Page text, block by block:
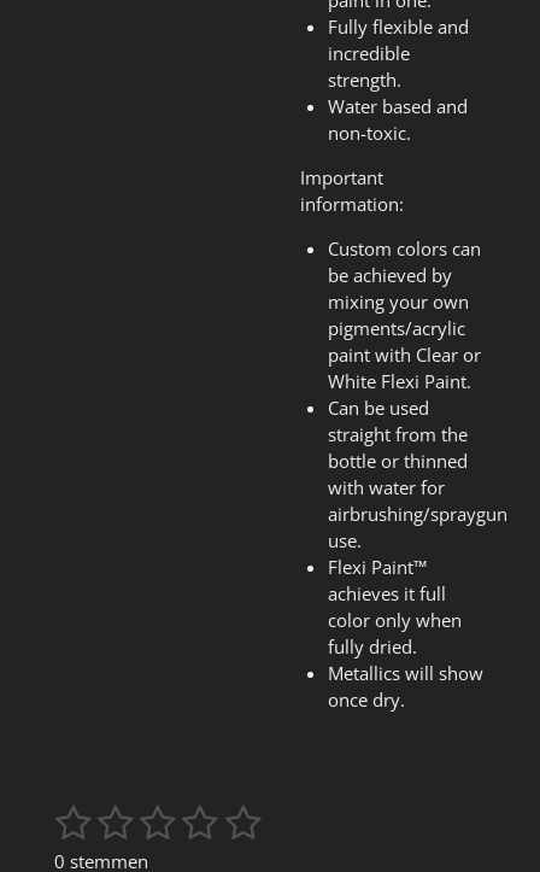
Fully flexible and
incredible
strength.
Water based and
non-toxic.
Important
information:
Custom colors can
be achieved by
mixing your own
pigments/acrylic
paint with Clear or
White Flexi Paint.
Can be used
straight from the
bottle or thinned
with water for
airbrushing/spraygun
use.
Flexi Paint™
achieves it full
color only when
fully dried.
Metallics will show
once dry.
R
a
1
s
2
s
3
s
4 5
S
0 stemmen